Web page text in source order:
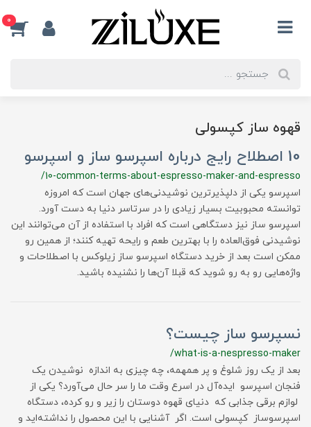
0
قهوه ساز کپسولی
10 اصطلاح رایج درباره اسپرسو ساز و اسپرسو
/10-common-terms-about-espresso-maker-and-espresso
اسپرسو یکی از دلپذیرترین نوشیدنی‌های جهان است که امروزه
توانسته محبوبیت بسیار زیادی را در سرتاسر دنیا به دست آورد.
اسپرسو ساز نیز دستگاهی است که افراد با استفاده از آن می‌توانند این
نوشیدنی فوق‌العاده را با بهترین طعم و رایحه تهیه کنند؛ از همین رو
ممکن است بعد از خرید دستگاه اسپرسو ساز زیلوکس با اصطلاحات و
واژه‌هایی رو به رو شوید که قبلا آن‌ها را نشنیده باشید.
نسپرسو ساز چیست؟
/what-is-a-nespresso-maker
بعد از یک روز شلوغ و پر همهمه، چه چیزی به اندازه نوشیدن یک
فنجان اسپرسو ایده‌آل در اسرع وقت ما را سر حال می‌آورد؟ یکی از
لوازم برقی جذابی که دنیای قهوه دوستان را زیر و رو کرده، دستگاه
اسپرسوساز کپسولی است. اگر آشنایی با این محصول را نداشته‌اید و